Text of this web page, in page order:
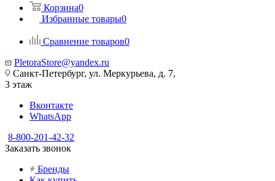
Корзина0
Избранные товары0
Сравнение товаров0
PletoraStore@yandex.ru
Санкт-Петербург, ул. Меркурьева, д. 7,
3 этаж
Вконтакте
WhatsApp
8-800-201-42-32
Заказать звонок
Бренды